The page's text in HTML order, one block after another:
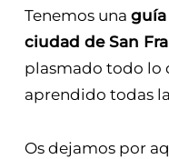
Tenemos una
ciudad de San
plasmado todo lo
aprendido todas
Os dejamos por